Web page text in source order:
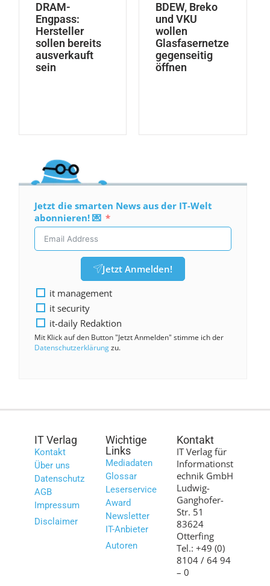
DRAM-
Engpass:
Hersteller
sollen bereits
ausverkauft
sein
BDEW, Breko
und VKU
wollen
Glasfasernetze
gegenseitig
öffnen
Jetzt die smarten News aus der IT-Welt
abonnieren! 💌
Jetzt Anmelden!
it management
it security
it-daily Redaktion
Mit Klick auf den Button "Jetzt Anmelden" stimme ich der
Datenschutzerklärungzu.
IT Verlag
Kontakt
Über uns
Datenschutz
AGB
Impressum
Disclaimer
Wichtige
Links
Mediadaten
Glossar
Leserservice
Award
Newsletter
IT-Anbieter
Autoren
Kontakt
IT Verlag für
Informationst
echnik GmbH
Ludwig-
Ganghofer-
Str. 51
83624
Otterfing
Tel.: +49 (0)
8104 / 64 94
– 0